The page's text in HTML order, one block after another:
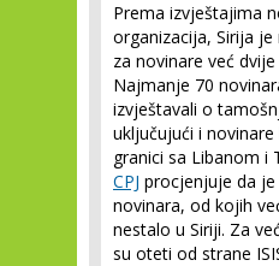
Prema izvještajima
organizacija, Sirija
za novinare već
Najmanje 70
izvještavali o
uključujući i
granici sa Libanom i
CPJ procjenjuje da
novinara, od kojih
nestalo u Siriji. Za
su oteti od strane